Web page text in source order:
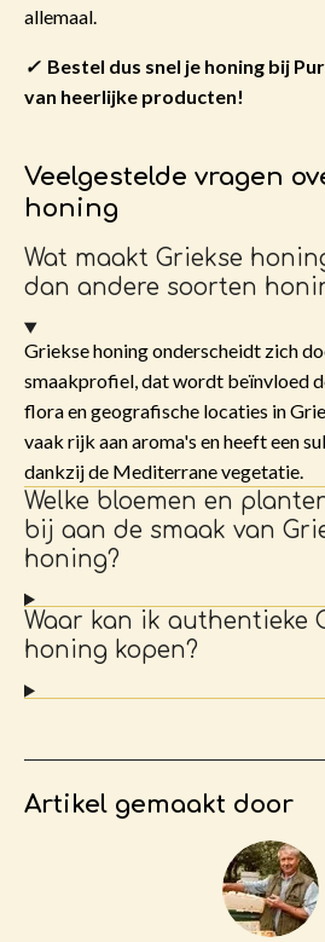
allemaal.
✓ Bestel dus snel je honing bij
van heerlijke producten!
Veelgestelde vragen
honing
Wat maakt Griekse
dan andere soorten
Griekse honing onderscheidt zich
smaakprofiel, dat wordt beïnvloed
flora en geografische locaties in
vaak rijk aan aroma's en heeft een
dankzij de Mediterrane vegetatie.
Welke bloemen en
bij aan de smaak van
honing?
Waar kan ik authentieke
honing kopen?
Artikel gemaakt door